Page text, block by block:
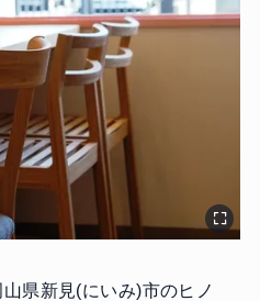
県新見(にいみ)市のヒノ